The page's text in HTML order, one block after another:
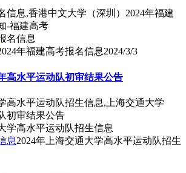
信息,香港中文大学（深圳）2024年福建
-福建高考
年福建高考报名信息2024/3/3
高水平运动队初审结果公告
高水平运动队招生信息,上海交通大学
初审结果公告
息2024年上海交通大学高水平运动队招生